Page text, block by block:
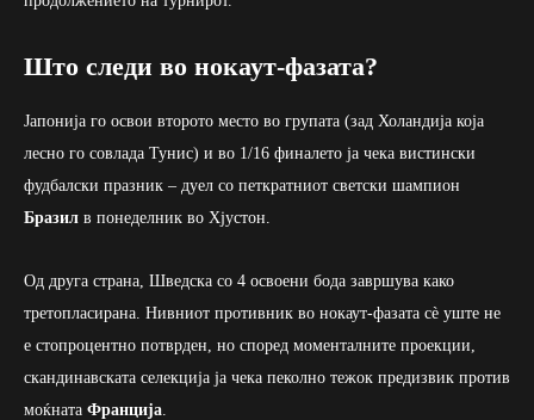
Што следи во нокаут-фазата?
Јапонија го освои второто место во групата (зад Холандија која
лесно го совлада Тунис) и во 1/16 финалето ја чека вистински
фудбалски празник – дуел со петкратниот светски шампион
Бразил в понеделник во Хјустон.
Од друга страна, Шведска со 4 освоени бода завршува како
третопласирана. Нивниот противник во нокаут-фазата сè уште не
е стопроцентно потврден, но според моменталните проекции,
скандинавската селекција ја чека пеколно тежок предизвик против
моќната Франција